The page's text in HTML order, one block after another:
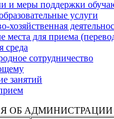
и меры поддержки
услуги
хозяйственная
места для приема
среда
сотрудничество
занятий
ОБ АДМИНИСТРАЦИИ